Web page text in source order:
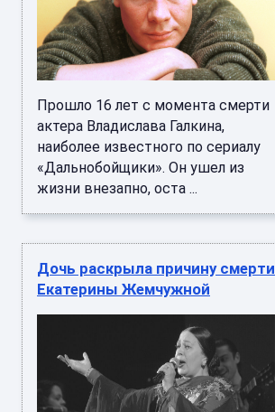
Прошло 16 лет с момента смерти
актера Владислава Галкина,
наиболее известного по сериалу
«Дальнобойщики». Он ушел из
жизни внезапно, оста ...
Дочь раскрыла причину смерти
Екатерины Жемчужной